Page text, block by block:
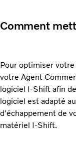
Comment
Pour optimiser
votre Agent
logiciel I-Shift afin
logiciel est adapté
d'échappement de
matériel I-Shift.